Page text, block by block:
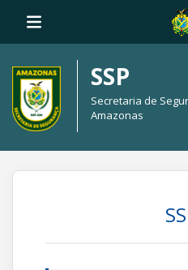
SSP
Secretaria de
Amazonas